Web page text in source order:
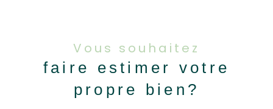
Vous souhaitez
faire estimer votre
propre bien?